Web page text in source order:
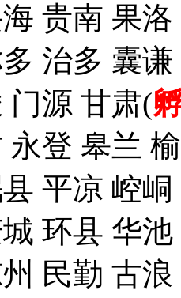
贵南 果
治多 囊
门源 甘肃(
永登 皋兰
平凉 崆
环县 华
民勤 古